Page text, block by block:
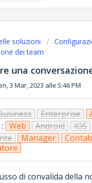
soluzioni
dei team
una
3 Mar, 2023 alle 5:46 PM
Enterprise
Web Android
IOS
Manager
di convalida della